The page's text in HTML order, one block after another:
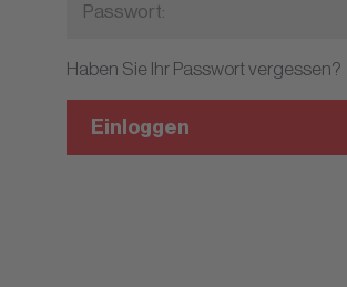
Haben Sie Ihr Passwort vergessen?
Einloggen